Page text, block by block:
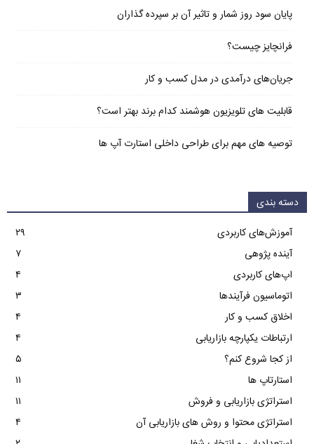
پایان سود روز شمار و تاثیر آن بر سپرده گذاران
فرانچایز چیست؟
جریان‌های درآمدی در مدل کسب و کار
قابلیت های تلویزیون هوشمند کدام برند بهتر است؟
توصیه های مهم برای طراحی داخلی استارت آپ‌ ها
دسته بندی
آموزش‌های کاربردی
۲۹
آینده پژوهی
۷
اپ‌های کاربردی
۴
اتوماسیون فرآیندها
۳
اخلاق کسب و کار
۴
ارتباطات یکپارچه بازاریابی
۴
از کجا شروع کنم؟
۵
استارتاپ ها
۱۱
استراتژی بازاریابی و فروش
۱۱
استراتژی محتوا و روش های بازاریابی آن
۴